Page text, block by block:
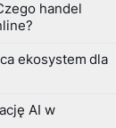
handel
ekosystem dla
AI w